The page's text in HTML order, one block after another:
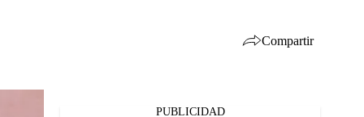
Compartir
PUBLICIDAD